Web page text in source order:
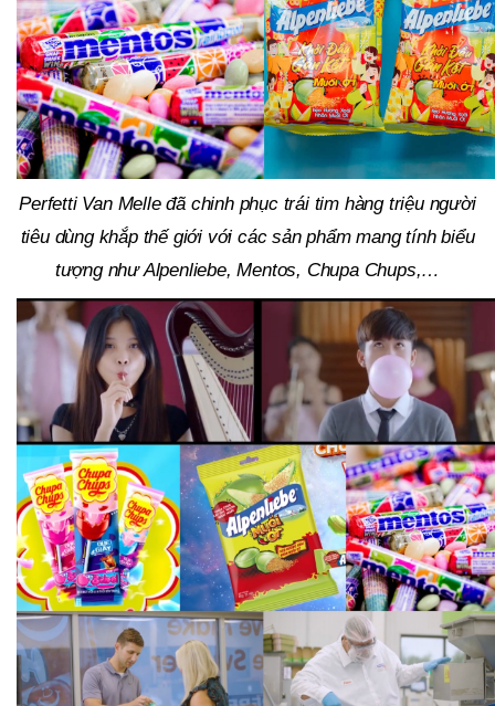
Perfetti Van Melle đã chinh phục trái tim hàng triệu người
tiêu dùng khắp thế giới với các sản phẩm mang tính biểu
tượng như Alpenliebe, Mentos, Chupa Chups,…